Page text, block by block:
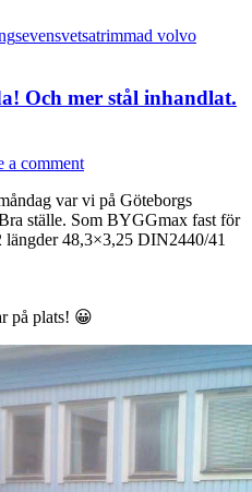
sevensvetsatrimmad volvo
Och mer stål inhandlat.
a comment
var vi på Göteborgs
ställe. Som BYGGmax fast för
48,3×3,25 DIN2440/41
på plats! 😀